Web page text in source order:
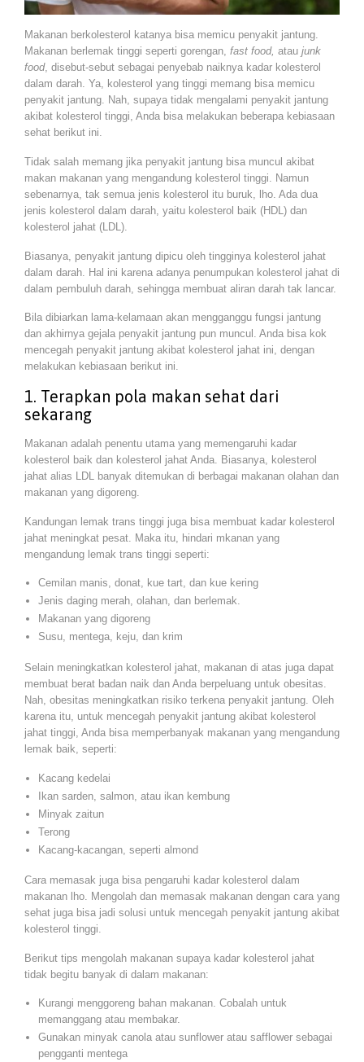
Makanan berkolesterol katanya bisa memicu penyakit jantung.
Makanan berlemak tinggi seperti gorengan, fast food, atau junk
food, disebut-sebut sebagai penyebab naiknya kadar kolesterol
dalam darah. Ya, kolesterol yang tinggi memang bisa memicu
penyakit jantung. Nah, supaya tidak mengalami penyakit jantung
akibat kolesterol tinggi, Anda bisa melakukan beberapa kebiasaan
sehat berikut ini.
Tidak salah memang jika penyakit jantung bisa muncul akibat
makan makanan yang mengandung kolesterol tinggi. Namun
sebenarnya, tak semua jenis kolesterol itu buruk, lho. Ada dua
jenis kolesterol dalam darah, yaitu kolesterol baik (HDL) dan
kolesterol jahat (LDL).
Biasanya, penyakit jantung dipicu oleh tingginya kolesterol jahat
dalam darah. Hal ini karena adanya penumpukan kolesterol jahat di
dalam pembuluh darah, sehingga membuat aliran darah tak lancar.
Bila dibiarkan lama-kelamaan akan mengganggu fungsi jantung
dan akhirnya gejala penyakit jantung pun muncul. Anda bisa kok
mencegah penyakit jantung akibat kolesterol jahat ini, dengan
melakukan kebiasaan berikut ini.
1. Terapkan pola makan sehat dari
sekarang
Makanan adalah penentu utama yang memengaruhi kadar
kolesterol baik dan kolesterol jahat Anda. Biasanya, kolesterol
jahat alias LDL banyak ditemukan di berbagai makanan olahan dan
makanan yang digoreng.
Kandungan lemak trans tinggi juga bisa membuat kadar kolesterol
jahat meningkat pesat. Maka itu, hindari mkanan yang
mengandung lemak trans tinggi seperti:
Cemilan manis, donat, kue tart, dan kue kering
Jenis daging merah, olahan, dan berlemak.
Makanan yang digoreng
Susu, mentega, keju, dan krim
Selain meningkatkan kolesterol jahat, makanan di atas juga dapat
membuat berat badan naik dan Anda berpeluang untuk obesitas.
Nah, obesitas meningkatkan risiko terkena penyakit jantung. Oleh
karena itu, untuk mencegah penyakit jantung akibat kolesterol
jahat tinggi, Anda bisa memperbanyak makanan yang mengandung
lemak baik, seperti:
Kacang kedelai
Ikan sarden, salmon, atau ikan kembung
Minyak zaitun
Terong
Kacang-kacangan, seperti almond
Cara memasak juga bisa pengaruhi kadar kolesterol dalam
makanan lho. Mengolah dan memasak makanan dengan cara yang
sehat juga bisa jadi solusi untuk mencegah penyakit jantung akibat
kolesterol tinggi.
Berikut tips mengolah makanan supaya kadar kolesterol jahat
tidak begitu banyak di dalam makanan:
Kurangi menggoreng bahan makanan. Cobalah untuk
memanggang atau membakar.
Gunakan minyak canola atau sunflower atau safflower sebagai
pengganti mentega